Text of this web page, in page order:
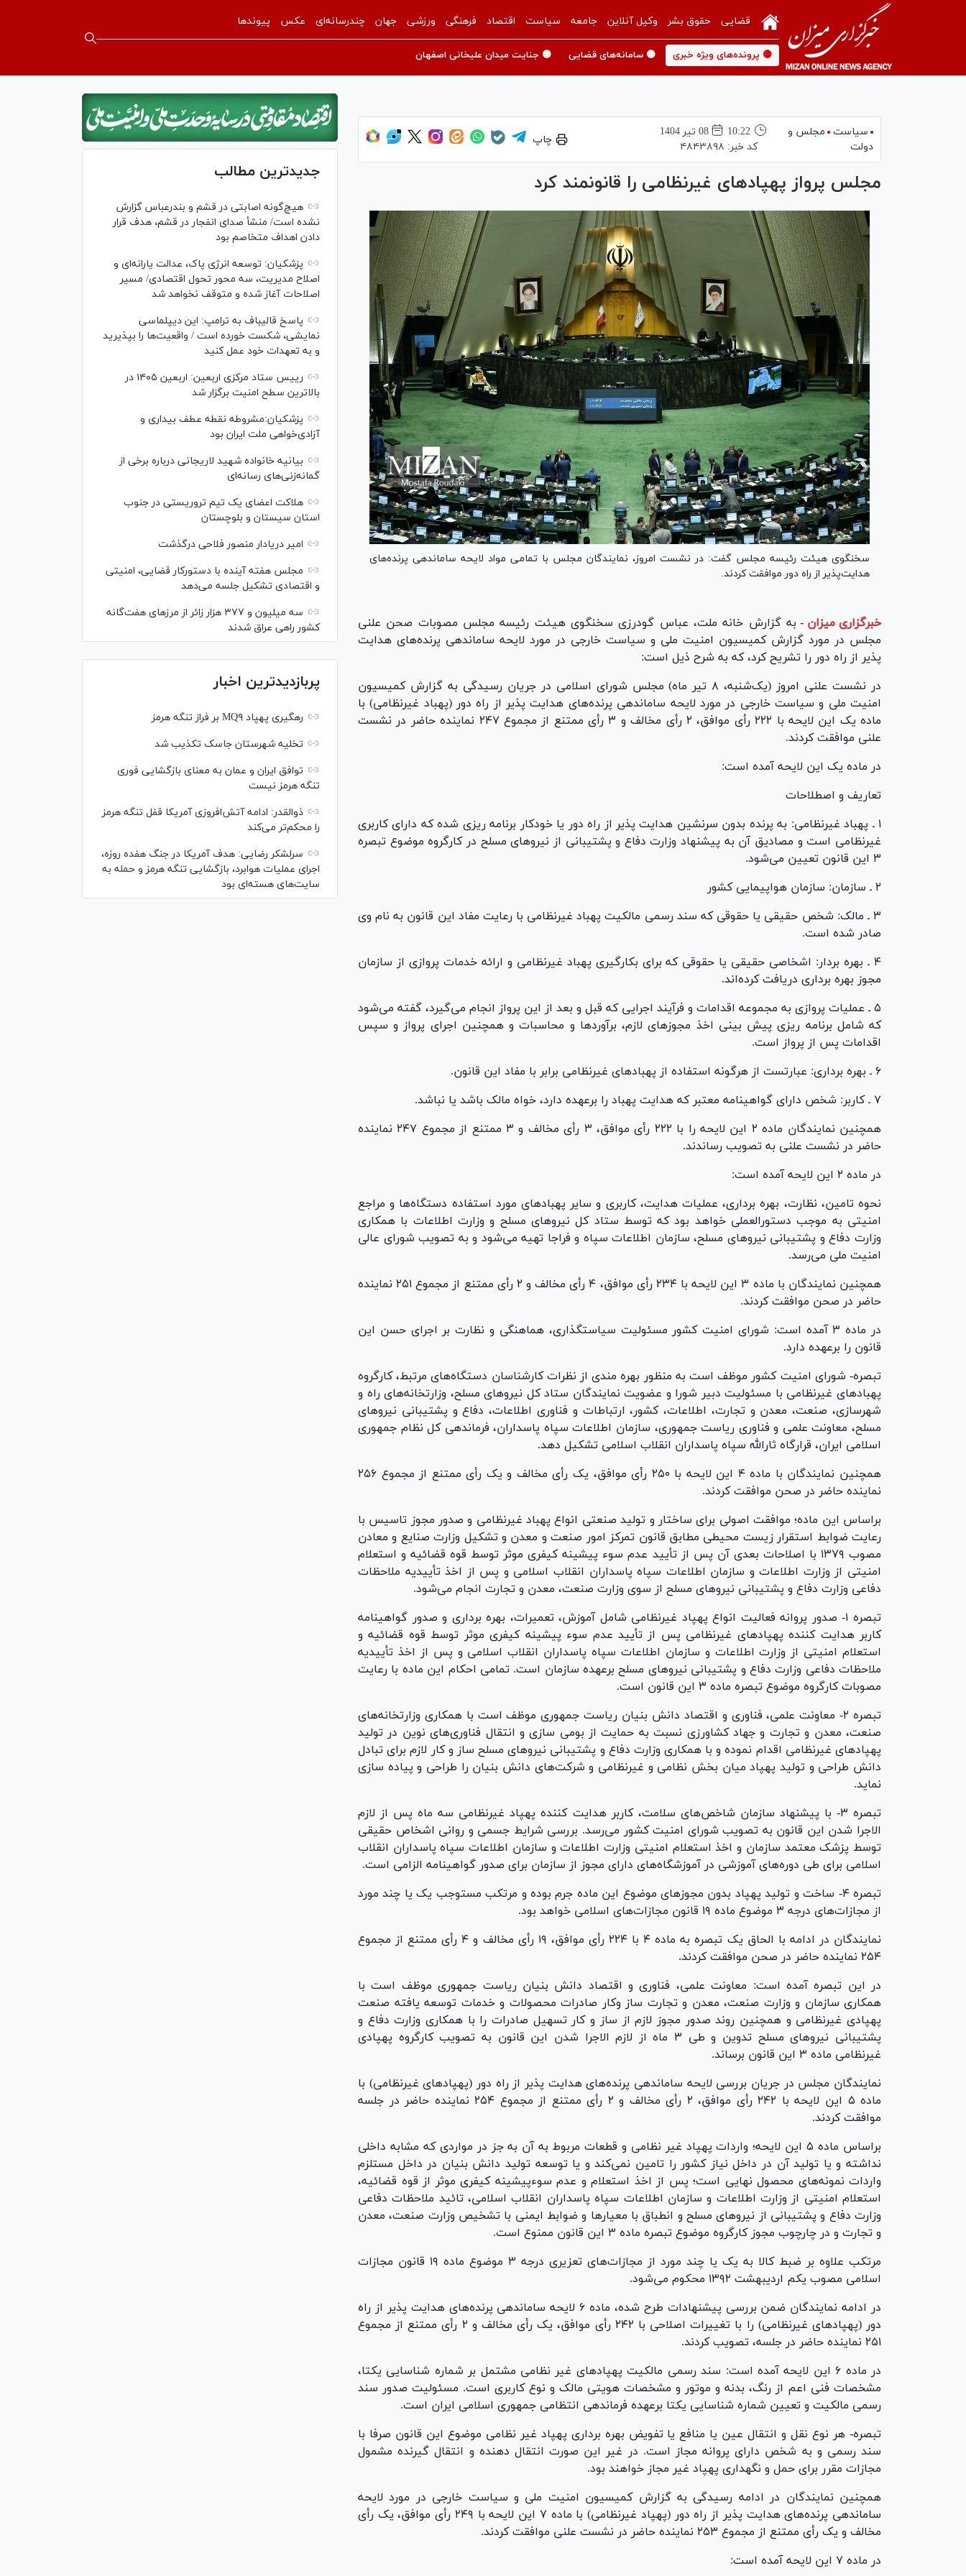
قضایی حقوق بشر وکیل آنلاین جامعه سیاست اقتصاد فرهنگی ورزشی جهان چندرسانه‌ای عکس پیوندها
🟡 پرونده‌های ویژه خبری 🟡 سامانه‌های قضایی 🟡 جنایت میدان علیخانی اصفهان
سیاست
مجلس و
دولت
10:22
08 تير 1404
کد خبر: ۴۸۴۳۸۹۸
چاپ
مجلس پرواز پهپاد‌های غیرنظامی را قانونمند کرد
سخنگوی هیئت رئیسه مجلس گفت: در نشست امروز، نمایندگان مجلس با تمامی مواد لایحه ساماندهی پرنده‌های
هدایت‌پذیر از راه دور موافقت کردند.
خبرگزاری میزان - به گزارش خانه ملت، عباس گودرزی سخنگوی هیئت رئیسه مجلس مصوبات صحن علنی
مجلس در مورد گزارش کمیسیون امنیت ملی و سیاست خارجی در مورد لایحه ساماندهی پرنده‌های هدایت
پذیر از راه دور را تشریح کرد، که به شرح ذیل است:
در نشست علنی امروز (یک‌شنبه، ۸ تیر ماه) مجلس شورای اسلامی در جریان رسیدگی به گزارش کمیسیون
امنیت ملی و سیاست خارجی در مورد لایحه ساماندهی پرنده‌های هدایت پذیر از راه دور (پهباد غیرنظامی) با
ماده یک این لایحه با ۲۲۲ رأی موافق، ۲ رأی مخالف و ۳ رأی ممتنع از مجموع ۲۴۷ نماینده حاضر در نشست
علنی موافقت کردند.
در ماده یک این لایحه آمده است:
تعاریف و اصطلاحات
۱ ـ پهباد غیرنظامی: به پرنده بدون سرنشین هدایت پذیر از راه دور یا خودکار برنامه ریزی شده که دارای کاربری
غیرنظامی است و مصادیق آن به پیشنهاد وزارت دفاع و پشتیبانی از نیرو‌های مسلح در کارگروه موضوع تبصره
۳ این قانون تعیین می‌شود.
۲ ـ سازمان: سازمان هواپیمایی کشور
۳ ـ مالک: شخص حقیقی یا حقوقی که سند رسمی مالکیت پهباد غیرنظامی با رعایت مفاد این قانون به نام وی
صادر شده است.
۴ ـ بهره بردار: اشخاصی حقیقی یا حقوقی که برای بکارگیری پهباد غیرنظامی و ارائه خدمات پروازی از سازمان
مجوز بهره برداری دریافت کرده‌اند.
۵ ـ عملیات پروازی به مجموعه اقدامات و فرآیند اجرایی که قبل و بعد از این پرواز انجام می‌گیرد، گفته می‌شود
که شامل برنامه ریزی پیش بینی اخذ مجوز‌های لازم، برآورد‌ها و محاسبات و همچنین اجرای پرواز و سپس
اقدامات پس از پرواز است.
۶ ـ بهره برداری: عبارتست از هرگونه استفاده از پهباد‌های غیرنظامی برابر با مفاد این قانون.
۷ ـ کاربر: شخص دارای گواهینامه معتبر که هدایت پهباد را برعهده دارد، خواه مالک باشد یا نباشد.
همچنین نمایندگان ماده ۲ این لایحه را با ۲۲۲ رأی موافق، ۳ رأی مخالف و ۳ ممتنع از مجموع ۲۴۷ نماینده
حاضر در نشست علنی به تصویب رساندند.
در ماده ۲ این لایحه آمده است:
نحوه تامین، نظارت، بهره برداری، عملیات هدایت، کاربری و سایر پهباد‌های مورد استفاده دستگاه‌ها و مراجع
امنیتی به موجب دستورالعملی خواهد بود که توسط ستاد کل نیرو‌های مسلح و وزارت اطلاعات با همکاری
وزارت دفاع و پشتیبانی نیرو‌های مسلح، سازمان اطلاعات سپاه و فراجا تهیه می‌شود و به تصویب شورای عالی
امنیت ملی می‌رسد.
همچنین نمایندگان با ماده ۳ این لایحه با ۲۳۴ رأی موافق، ۴ رأی مخالف و ۲ رأی ممتنع از مجموع ۲۵۱ نماینده
حاضر در صحن موافقت کردند.
در ماده ۳ آمده است: شورای امنیت کشور مسئولیت سیاستگذاری، هماهنگی و نظارت بر اجرای حسن این
قانون را برعهده دارد.
تبصره- شورای امنیت کشور موظف است به منظور بهره مندی از نظرات کارشناسان دستگاه‌های مرتبط، کارگروه
پهباد‌های غیرنظامی با مسئولیت دبیر شورا و عضویت نمایندگان ستاد کل نیرو‌های مسلح، وزارتخانه‌های راه و
شهرسازی، صنعت، معدن و تجارت، اطلاعات، کشور، ارتباطات و فناوری اطلاعات، دفاع و پشتیبانی نیرو‌های
مسلح، معاونت علمی و فناوری ریاست جمهوری، سازمان اطلاعات سپاه پاسداران، فرماندهی کل نظام جمهوری
اسلامی ایران، قرارگاه ثارالله سپاه پاسداران انقلاب اسلامی تشکیل دهد.
همچنین نمایندگان با ماده ۴ این لایحه با ۲۵۰ رأی موافق، یک رأی مخالف و یک رأی ممتنع از مجموع ۲۵۶
نماینده حاضر در صحن موافقت کردند.
براساس این ماده؛ موافقت اصولی برای ساختار و تولید صنعتی انواع پهباد غیرنظامی و صدور مجوز تاسیس با
رعایت ضوابط استقرار زیست محیطی مطابق قانون تمرکز امور صنعت و معدن و تشکیل وزارت صنایع و معادن
مصوب ۱۳۷۹ با اصلاحات بعدی آن پس از تأیید عدم سوء پیشینه کیفری موثر توسط قوه قضائیه و استعلام
امنیتی از وزارت اطلاعات و سازمان اطلاعات سپاه پاسداران انقلاب اسلامی و پس از اخذ تأییدیه ملاحظات
دفاعی وزارت دفاع و پشتیبانی نیرو‌های مسلح از سوی وزارت صنعت، معدن و تجارت انجام می‌شود.
تبصره ۱- صدور پروانه فعالیت انواع پهپاد غیرنظامی شامل آموزش، تعمیرات، بهره برداری و صدور گواهینامه
کاربر هدایت کننده پهپاد‌های غیرنظامی پس از تأیید عدم سوء پیشینه کیفری موثر توسط قوه قضائیه و
استعلام امنیتی از وزارت اطلاعات و سازمان اطلاعات سپاه پاسداران انقلاب اسلامی و پس از اخذ تأییدیه
ملاحظات دفاعی وزارت دفاع و پشتیبانی نیرو‌های مسلح برعهده سازمان است. تمامی احکام این ماده با رعایت
مصوبات کارگروه موضوع تبصره ماده ۳ این قانون است.
تبصره ۲- معاونت علمی، فناوری و اقتصاد دانش بنیان ریاست جمهوری موظف است با همکاری وزارتخانه‌های
صنعت، معدن و تجارت و جهاد کشاورزی نسبت به حمایت از بومی سازی و انتقال فناوری‌های نوین در تولید
پهپاد‌های غیرنظامی اقدام نموده و با همکاری وزارت دفاع و پشتیبانی نیرو‌های مسلح ساز و کار لازم برای تبادل
دانش طراحی و تولید پهپاد میان بخش نظامی و غیرنظامی و شرکت‌های دانش بنیان را طراحی و پیاده سازی
نماید.
تبصره ۳- با پیشنهاد سازمان شاخص‌های سلامت، کاربر هدایت کننده پهپاد غیرنظامی سه ماه پس از لازم
الاجرا شدن این قانون به تصویب شورای امنیت کشور می‌رسد. بررسی شرایط جسمی و روانی اشخاص حقیقی
توسط پزشک معتمد سازمان و اخذ استعلام امنیتی وزارت اطلاعات و سازمان اطلاعات سپاه پاسداران انقلاب
اسلامی برای طی دوره‌های آموزشی در آموزشگاه‌های دارای مجوز از سازمان برای صدور گواهینامه الزامی است.
تبصره ۴- ساخت و تولید پهپاد بدون مجوز‌های موضوع این ماده جرم بوده و مرتکب مستوجب یک یا چند مورد
از مجازات‌های درجه ۳ موضوع ماده ۱۹ قانون مجازات‌های اسلامی خواهد بود.
نمایندگان در ادامه با الحاق یک تبصره به ماده ۴ با ۲۲۴ رأی موافق، ۱۹ رأی مخالف و ۴ رأی ممتنع از مجموع
۲۵۴ نماینده حاضر در صحن موافقت کردند.
در این تبصره آمده است: معاونت علمی، فناوری و اقتصاد دانش بنیان ریاست جمهوری موظف است با
همکاری سازمان و وزارت صنعت، معدن و تجارت ساز وکار صادرات محصولات و خدمات توسعه یافته صنعت
پهپادی غیرنظامی و همچنین روند صدور مجوز لازم از ساز و کار تسهیل صادرات را با همکاری وزارت دفاع و
پشتیبانی نیرو‌های مسلح تدوین و طی ۳ ماه از لازم الاجرا شدن این قانون به تصویب کارگروه پهپادی
غیرنظامی ماده ۳ این قانون برساند.
نمایندگان مجلس در جریان بررسی لایحه ساماندهی پرنده‌های هدایت پذیر از راه دور (پهپاد‌های غیرنظامی) با
ماده ۵ این لایحه با ۲۴۲ رأی موافق، ۲ رأی مخالف و ۲ رأی ممتنع از مجموع ۲۵۴ نماینده حاضر در جلسه
موافقت کردند.
براساس ماده ۵ این لایحه؛ واردات پهپاد غیر نظامی و قطعات مربوط به آن به جز در مواردی که مشابه داخلی
نداشته و یا تولید آن در داخل نیاز کشور را تامین نمی‌کند و یا توسعه تولید دانش بنیان در داخل مستلزم
واردات نمونه‌های محصول نهایی است؛ پس از اخذ استعلام و عدم سوءپیشینه کیفری موثر از قوه قضائیه،
استعلام امنیتی از وزارت اطلاعات و سازمان اطلاعات سپاه پاسداران انقلاب اسلامی، تائید ملاحظات دفاعی
وزارت دفاع و پشتیبانی از نیرو‌های مسلح و انطباق با معیار‌ها و ضوابط ایمنی با تشخیص وزارت صنعت، معدن
و تجارت و در چارچوب مجوز کارگروه موضوع تبصره ماده ۳ این قانون ممنوع است.
مرتکب علاوه بر ضبط کالا به یک یا چند مورد از مجازات‌های تعزیری درجه ۳ موضوع ماده ۱۹ قانون مجازات
اسلامی مصوب یکم اردیبهشت ۱۳۹۲ محکوم می‌شود.
در ادامه نمایندگان ضمن بررسی پیشنهادات طرح شده، ماده ۶ لایحه ساماندهی پرنده‌های هدایت پذیر از راه
دور (پهپاد‌های غیرنظامی) را با تغییرات اصلاحی با ۲۴۲ رأی موافق، یک رأی مخالف و ۲ رأی ممتنع از مجموع
۲۵۱ نماینده حاضر در جلسه، تصویب کردند.
در ماده ۶ این لایحه آمده است: سند رسمی مالکیت پهپاد‌های غیر نظامی مشتمل بر شماره شناسایی یکتا،
مشخصات فنی اعم از رنگ، بدنه و موتور و مشخصات هویتی مالک و نوع کاربری است. مسئولیت صدور سند
رسمی مالکیت و تعیین شماره شناسایی یکتا برعهده فرماندهی انتظامی جمهوری اسلامی ایران است.
تبصره- هر نوع نقل و انتقال عین یا منافع یا تفویض بهره برداری پهپاد غیر نظامی موضوع این قانون صرفا با
سند رسمی و به شخص دارای پروانه مجاز است. در غیر این صورت انتقال دهنده و انتقال گیرنده مشمول
مجازات مقرر برای حمل و نگهداری پهپاد غیر مجاز خواهند بود.
همچنین نمایندگان در ادامه رسیدگی به گزارش کمیسیون امنیت ملی و سیاست خارجی در مورد لایحه
ساماندهی پرنده‌های هدایت پذیر از راه دور (پهپاد غیرنظامی) با ماده ۷ این لایحه با ۲۴۹ رأی موافق، یک رأی
مخالف و یک رأی ممتنع از مجموع ۲۵۳ نماینده حاضر در نشست علنی موافقت کردند.
در ماده ۷ این لایحه آمده است:
جدیدترین مطالب
هیچ‌گونه اصابتی در قشم و بندرعباس گزارش
نشده است/ منشأ صدای انفجار در قشم، هدف قرار
دادن اهداف متخاصم بود
پزشکیان: توسعه انرژی پاک، عدالت یارانه‌ای و
اصلاح مدیریت، سه محور تحول اقتصادی/ مسیر
اصلاحات آغاز شده و متوقف نخواهد شد
پاسخ قالیباف به ترامپ: این دیپلماسی
نمایشی، شکست خورده است / واقعیت‌ها را بپذیرید
و به تعهدات خود عمل کنید
رییس ستاد مرکزی اربعین: اربعین ۱۴۰۵ در
بالاترین سطح امنیت برگزار شد
پزشکیان:مشروطه نقطه عطف بیداری و
آزادی‌خواهی ملت ایران بود
بیانیه خانواده شهید لاریجانی درباره برخی از
گمانه‌زنی‌های رسانه‌ای
هلاکت اعضای یک تیم تروریستی در جنوب
استان سیستان و بلوچستان
امیر دریادار منصور فلاحی درگذشت
مجلس هفته آینده با دستورکار قضایی، امنیتی
و اقتصادی تشکیل جلسه می‌دهد
سه میلیون و ۳۷۷ هزار زائر از مرز‌های هفت‌گانه
کشور راهی عراق شدند
پربازدیدترین اخبار
رهگیری پهپاد MQ۹ بر فراز تنگه هرمز
تخلیه شهرستان جاسک تکذیب شد
توافق ایران و عمان به معنای بازگشایی فوری
تنگه هرمز نیست
ذوالقدر: ادامه آتش‌افروزی آمریکا قفل تنگه هرمز
را محکم‌تر می‌کند
سرلشکر رضایی: هدف آمریکا در جنگ هفده روزه،
اجرای عملیات هوابرد، بازگشایی تنگه هرمز و حمله به
سایت‌های هسته‌ای بود